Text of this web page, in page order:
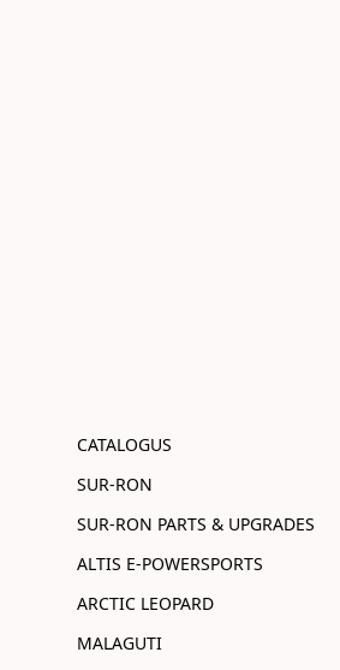
CATALOGUS
SUR-RON
SUR-RON PARTS & UPGRADES
ALTIS E-POWERSPORTS
ARCTIC LEOPARD
MALAGUTI